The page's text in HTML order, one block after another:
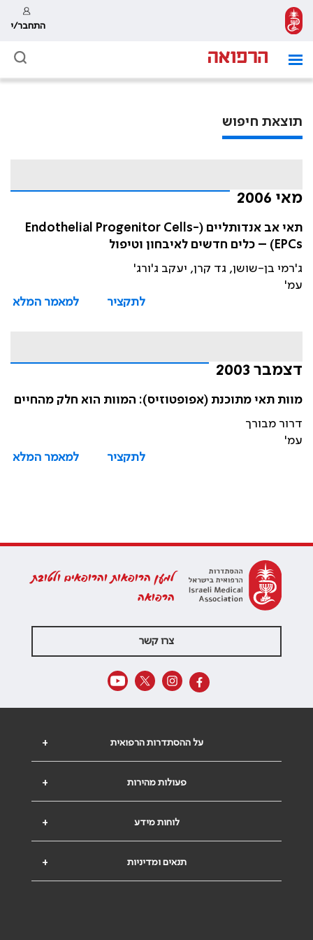
התחבר/י
תוצאת חיפוש
מאי 2006
תאי אב אנדותליים (Endothelial Progenitor Cells-
EPCs) – כלים חדשים לאיבחון וטיפול
ג'רמי בן-שושן, גד קרן, יעקב ג'ורג'
עמ'
לתקציר
למאמר המלא
דצמבר 2003
מוות תאי מתוכנת (אפופטוזיס): המוות הוא חלק מהחיים
דרור מבורך
עמ'
לתקציר
למאמר המלא
למען הרופאות והרופאים ולטובת
הרפואה
צרו קשר
+ על ההסתדרות הרפואית
+ פעולות מהירות
+ לוחות מידע
+ תנאים ומדיניות